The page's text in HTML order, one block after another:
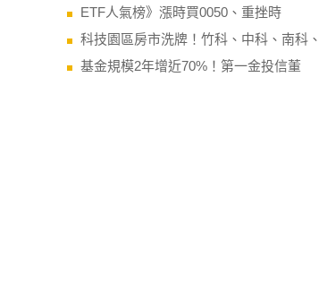
ETF人氣榜》漲時買0050、重挫時
科技園區房市洗牌！竹科、中科、南科、
基金規模2年增近70%！第一金投信董